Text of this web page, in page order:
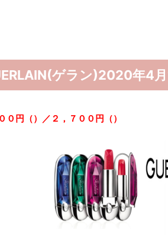
ゲラン)2020年4
円（）／２，７００円（）